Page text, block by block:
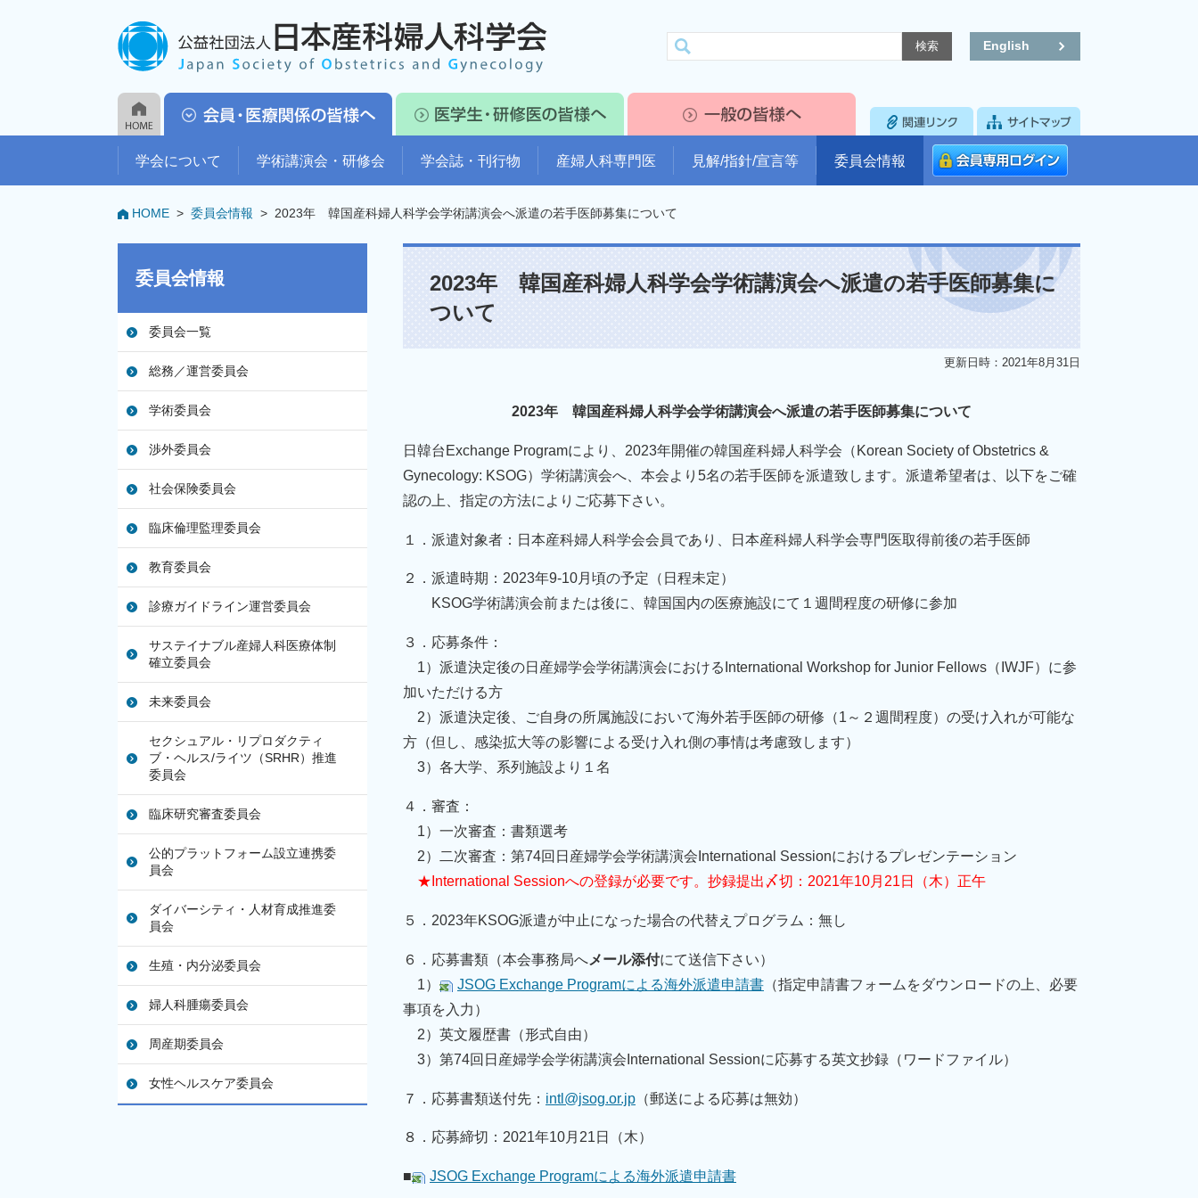
English
学会について 学術講演会・研修会 学会誌・刊行物 産婦人科専門医 見解/指針/宣言等 委員会情報
委員会情報
委員会一覧
総務／運営委員会
学術委員会
渉外委員会
社会保険委員会
臨床倫理監理委員会
教育委員会
診療ガイドライン運営委員会
サステイナブル産婦人科医療体制
確立委員会
未来委員会
セクシュアル・リプロダクティ
ブ・ヘルス/ライツ（SRHR）推進
委員会
臨床研究審査委員会
公的プラットフォーム設立連携委
員会
ダイバーシティ・人材育成推進委
員会
生殖・内分泌委員会
婦人科腫瘍委員会
周産期委員会
女性ヘルスケア委員会
HOME > 委員会情報 > 2023年 韓国産科婦人科学会学術講演会へ派遣の若手医師募集について
2023年 韓国産科婦人科学会学術講演会へ派遣の若手医師募集に
ついて
更新日時：2021年8月31日
2023年 韓国産科婦人科学会学術講演会へ派遣の若手医師募集について
日韓台Exchange Programにより、2023年開催の韓国産科婦人科学会（Korean Society of Obstetrics &
Gynecology: KSOG）学術講演会へ、本会より5名の若手医師を派遣致します。派遣希望者は、以下をご確
認の上、指定の方法によりご応募下さい。
１．派遣対象者：日本産科婦人科学会会員であり、日本産科婦人科学会専門医取得前後の若手医師
２．派遣時期：2023年9-10月頃の予定（日程未定）
KSOG学術講演会前または後に、韓国国内の医療施設にて１週間程度の研修に参加
３．応募条件：
1）派遣決定後の日産婦学会学術講演会におけるInternational Workshop for Junior Fellows（IWJF）に参
加いただける方
2）派遣決定後、ご自身の所属施設において海外若手医師の研修（1～２週間程度）の受け入れが可能な
方（但し、感染拡大等の影響による受け入れ側の事情は考慮致します）
3）各大学、系列施設より１名
４．審査：
1）一次審査：書類選考
2）二次審査：第74回日産婦学会学術講演会International Sessionにおけるプレゼンテーション
★International Sessionへの登録が必要です。抄録提出〆切：2021年10月21日（木）正午
５．2023年KSOG派遣が中止になった場合の代替えプログラム：無し
６．応募書類（本会事務局へメール添付にて送信下さい）
1）
JSOG Exchange Programによる海外派遣申請書 （指定申請書フォームをダウンロードの上、必要
事項を入力）
2）英文履歴書（形式自由）
3）第74回日産婦学会学術講演会International Sessionに応募する英文抄録（ワードファイル）
７．応募書類送付先： intl@jsog.or.jp （郵送による応募は無効）
８．応募締切：2021年10月21日（木）
■ JSOG Exchange Programによる海外派遣申請書